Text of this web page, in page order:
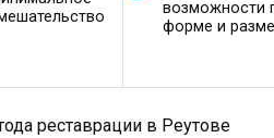
возможности
форме и
реставрации в Реутове